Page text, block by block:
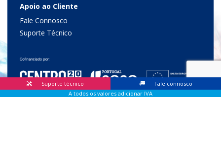
Apoio ao Cliente
Fale Connosco
Suporte Técnico
Suporte técnico
Fale connosco
A todos os valores adicionar IVA